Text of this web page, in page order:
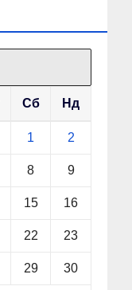
Сб Нд
1 2
8 9
15 16
22 23
29 30